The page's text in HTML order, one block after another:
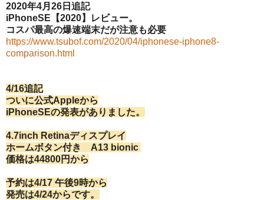
2020年4月26日追記
iPhoneSE【2020】レビュー。
コスパ最高の爆速端末だが注意も必要
https://www.tsubof.com/2020/04/iphonese-iphone8-
comparison.html
4/16追記
ついに公式Appleから
iPhoneSEの発表がありました。
4.7inch Retinaディスプレイ
ホームボタン付き A13 bionic
価格は44800円から
予約は4/17 午後9時から
発売は4/24からです。